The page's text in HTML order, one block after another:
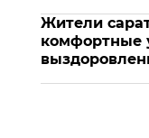
Жители
комфортные